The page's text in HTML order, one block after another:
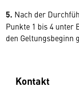
5. Nach der
Punkte 1 bis 4 unter
den Geltungsbeginn
Kontakt